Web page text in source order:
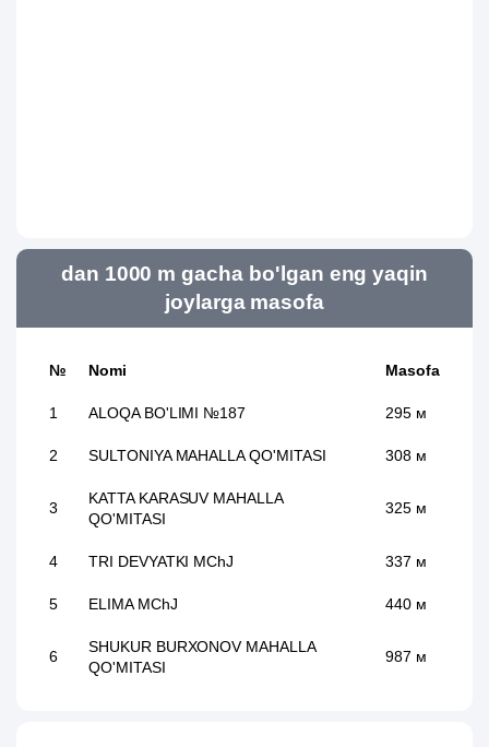
dan 1000 m gacha bo'lgan eng yaqin
joylarga masofa
№ Nomi Masofa
1 ALOQA BO'LIMI №187 295 м
2 SULTONIYA MAHALLA QO'MITASI 308 м
3
KATTA KARASUV MAHALLA
QO'MITASI
325 м
4 TRI DEVYATKI MChJ 337 м
5 ELIMA MChJ 440 м
6
SHUKUR BURXONOV MAHALLA
QO'MITASI
987 м